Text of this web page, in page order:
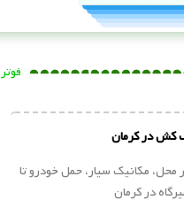
فوتر
کش در کرمان
مکانیک سیار، حمل خودرو تا
در کرمان